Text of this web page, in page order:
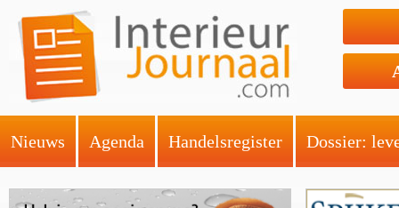
Nieuws Agenda Handelsregister Dossier: